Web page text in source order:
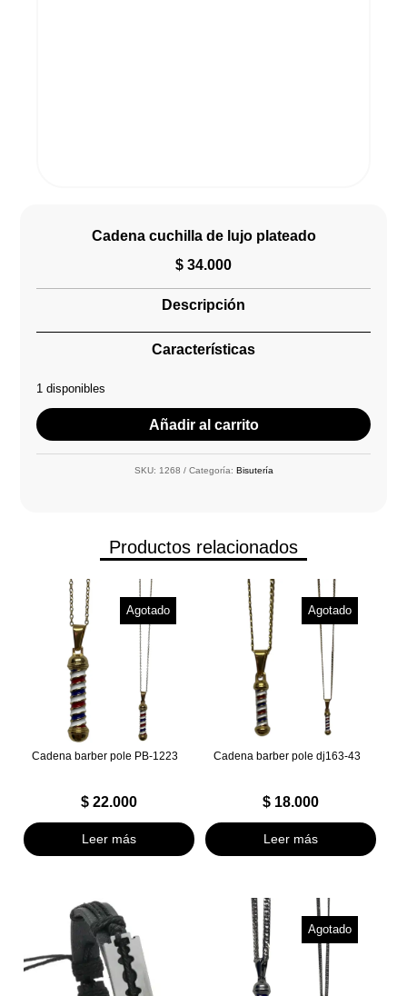
Cadena cuchilla de lujo plateado
$ 34.000
Descripción
Características
1 disponibles
Añadir al carrito
SKU: 1268 Categoría: Bisutería
Productos relacionados
Agotado
Cadena barber pole PB-1223
$22.000
Leer más
Agotado
Cadena barber pole dj163-43
$18.000
Leer más
Agotado